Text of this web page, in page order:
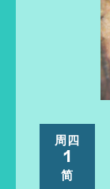
周四
1
简